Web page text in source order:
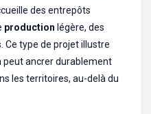
des entrepôts
production légère, des
Ce type de projet illustre
peut ancrer durablement
les territoires, au-delà du